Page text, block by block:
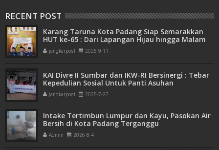
RECENT POST
Karang Taruna Kota Padang Siap Semarakkan
HUT ke-65 : Dari Lapangan Hijau hingga Malam
Kebersamaan
jangkarpost 2025-9-11
KAI Divre II Sumbar dan IKW-RI Bersinergi : Tebar
Kepedulian Sosial Untuk Panti Asuhan
jangkarpost 2025-7-27
Intake Tertimbun Lumpur dan Kayu, Pasokan Air
Bersih di Kota Padang Terganggu
Admin 2026-8-4